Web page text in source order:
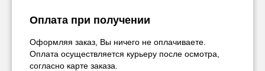
Оплата при получении
Оформляя заказ, Вы ничего не оплачиваете.
Оплата осуществляется курьеру после осмотра,
согласно карте заказа.